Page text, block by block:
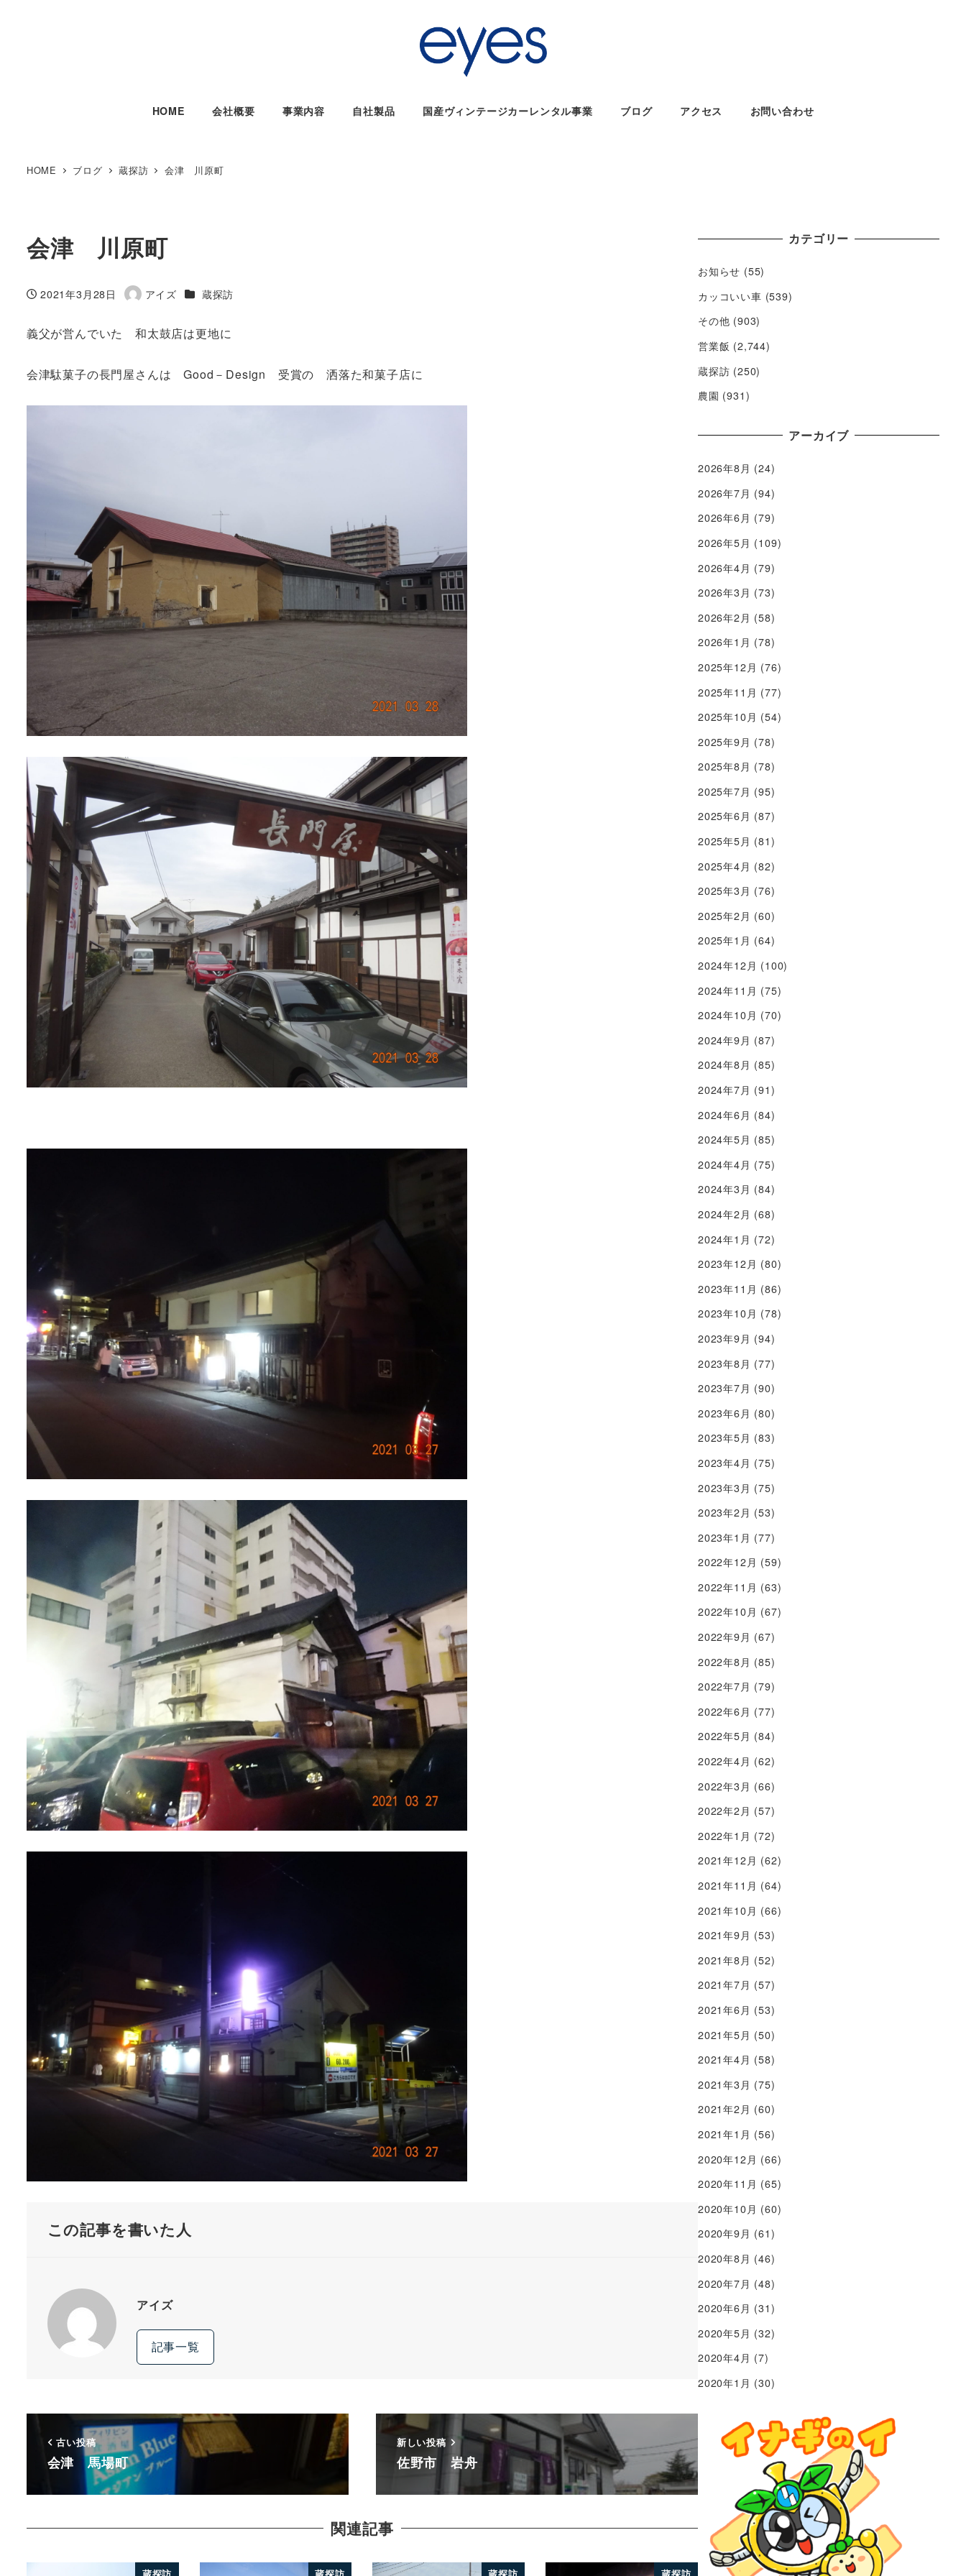
HOME 会社概要 事業内容 自社製品 国産ヴィンテージカーレンタル事業 ブログ アクセス お問い合わせ
HOME ブログ 蔵探訪 会津 川原町
会津 川原町
投稿日
2021年3月28日
著
アイズ カテゴリー
蔵探訪
義父が営んでいた 和太鼓店は更地に
会津駄菓子の長門屋さんは Good－Design 受賞の 洒落た和菓子店に
この記事を書いた人
アイズ
記事一覧
古い投稿
会津 馬場町
新しい投稿
佐野市 岩舟
関連記事
カテゴリー
お知らせ (55)
カッコいい車 (539)
その他 (903)
営業飯 (2,744)
蔵探訪 (250)
農園 (931)
アーカイブ
2026年8月 (24)
2026年7月 (94)
2026年6月 (79)
2026年5月 (109)
2026年4月 (79)
2026年3月 (73)
2026年2月 (58)
2026年1月 (78)
2025年12月 (76)
2025年11月 (77)
2025年10月 (54)
2025年9月 (78)
2025年8月 (78)
2025年7月 (95)
2025年6月 (87)
2025年5月 (81)
2025年4月 (82)
2025年3月 (76)
2025年2月 (60)
2025年1月 (64)
2024年12月 (100)
2024年11月 (75)
2024年10月 (70)
2024年9月 (87)
2024年8月 (85)
2024年7月 (91)
2024年6月 (84)
2024年5月 (85)
2024年4月 (75)
2024年3月 (84)
2024年2月 (68)
2024年1月 (72)
2023年12月 (80)
2023年11月 (86)
2023年10月 (78)
2023年9月 (94)
2023年8月 (77)
2023年7月 (90)
2023年6月 (80)
2023年5月 (83)
2023年4月 (75)
2023年3月 (75)
2023年2月 (53)
2023年1月 (77)
2022年12月 (59)
2022年11月 (63)
2022年10月 (67)
2022年9月 (67)
2022年8月 (85)
2022年7月 (79)
2022年6月 (77)
2022年5月 (84)
2022年4月 (62)
2022年3月 (66)
2022年2月 (57)
2022年1月 (72)
2021年12月 (62)
2021年11月 (64)
2021年10月 (66)
2021年9月 (53)
2021年8月 (52)
2021年7月 (57)
2021年6月 (53)
2021年5月 (50)
2021年4月 (58)
2021年3月 (75)
2021年2月 (60)
2021年1月 (56)
2020年12月 (66)
2020年11月 (65)
2020年10月 (60)
2020年9月 (61)
2020年8月 (46)
2020年7月 (48)
2020年6月 (31)
2020年5月 (32)
2020年4月 (7)
2020年1月 (30)